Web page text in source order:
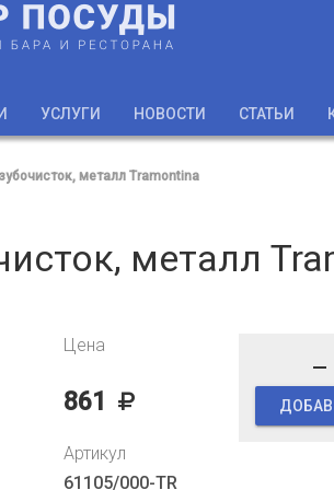
УСЛУГИ НОВОСТИ СТАТЬИ
металл Tramontina
металл
Цена
861
Артикул
61105/000-TR